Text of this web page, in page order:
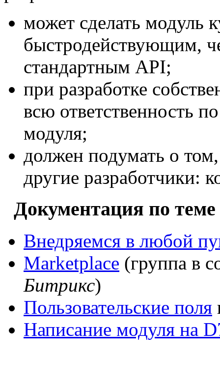
может сделать модуль
быстродействующим,
стандартным API;
при разработке
всю ответственность
модуля;
должен подумать о
другие разработчики:
Документация по теме
Внедряемся в любой
Marketplace (группа в
Битрикс)
Пользовательские поля
Написание модуля на